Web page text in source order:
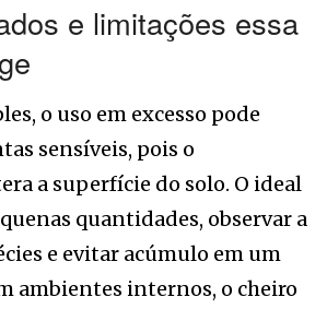
e limitações essa
o uso em excesso pode
sensíveis, pois o
a superfície do solo. O ideal
quantidades, observar a
e evitar acúmulo em um
ambientes internos, o cheiro